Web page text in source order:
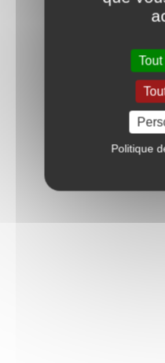
Politique